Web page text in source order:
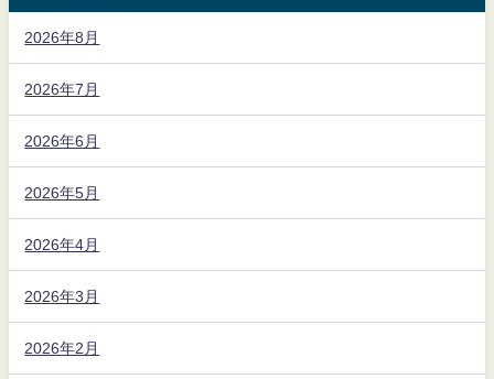
2026年8月
2026年7月
2026年6月
2026年5月
2026年4月
2026年3月
2026年2月